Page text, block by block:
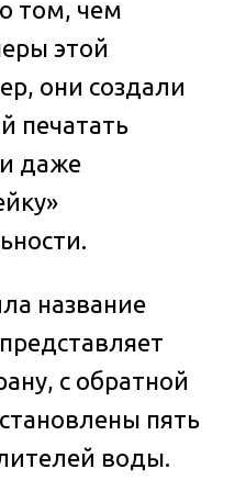
том, чем
этой
они создали
печатать
даже
название
с обратной
пять
воды.